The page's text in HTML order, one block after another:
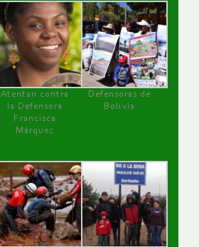
Atentan contra
la Defensora
Francisca
Márquez
Defensoras de
Bolivia